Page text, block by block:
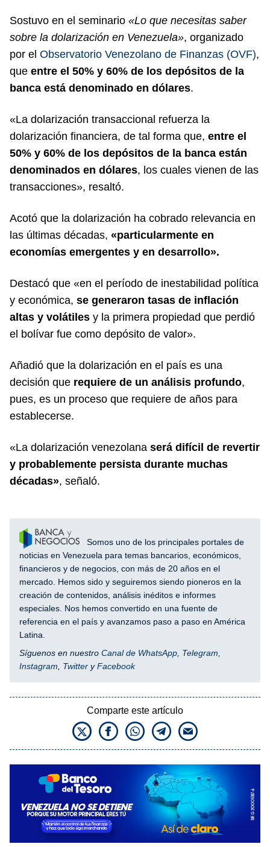
Sostuvo en el seminario «Lo que necesitas saber
sobre la dolarización en Venezuela», organizado
por el Observatorio Venezolano de Finanzas (OVF),
que entre el 50% y 60% de los depósitos de la
banca está denominado en dólares.
«La dolarización transaccional refuerza la
dolarización financiera, de tal forma que, entre el
50% y 60% de los depósitos de la banca están
denominados en dólares, los cuales vienen de las
transacciones», resaltó.
Acotó que la dolarización ha cobrado relevancia en
las últimas décadas, «particularmente en
economías emergentes y en desarrollo».
Destacó que «en el período de inestabilidad política
y económica, se generaron tasas de inflación
altas y volátiles y la primera propiedad que perdió
el bolívar fue como depósito de valor».
Añadió que la dolarización en el país es una
decisión que requiere de un análisis profundo,
pues, es un proceso que requiere de años para
establecerse.
«La dolarización venezolana será difícil de revertir
y probablemente persista durante muchas
décadas», señaló.
Somos uno de los principales portales de
noticias en Venezuela para temas bancarios, económicos,
financieros y de negocios, con más de 20 años en el
mercado. Hemos sido y seguiremos siendo pioneros en la
creación de contenidos, análisis inéditos e informes
especiales. Nos hemos convertido en una fuente de
referencia en el país y avanzamos paso a paso en América
Latina.
Síguenos en nuestro Canal de WhatsApp Telegram
Instagram
Twitter yFacebook
Comparte este artículo